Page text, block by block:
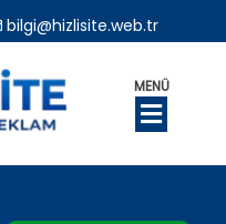
bilgi@hizlisite.web.tr
MENÜ